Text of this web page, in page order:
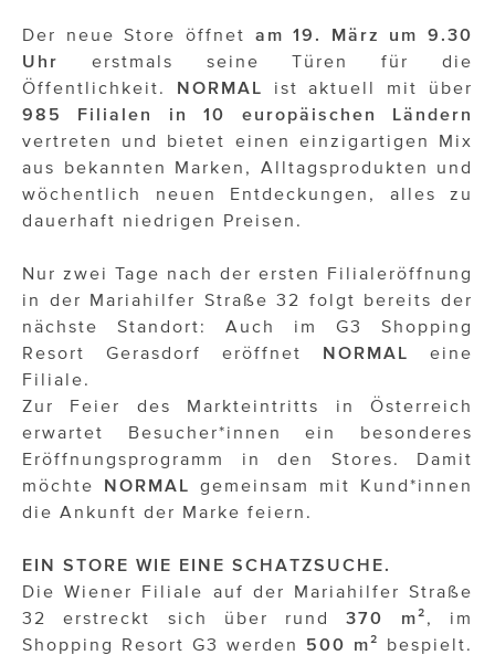
Der neue Store öffnet am 19. März um 9.30
Uhr
erstmals seine Türen für die
Öffentlichkeit. NORMAL
ist aktuell mit über
985 Filialen in 10 europäischen Ländern
vertreten und bietet einen einzigartigen Mix
aus bekannten Marken, Alltagsprodukten und
wöchentlich neuen Entdeckungen, alles zu
dauerhaft niedrigen Preisen.
Nur zwei Tage nach der ersten Filialeröffnung
in der Mariahilfer Straße 32 folgt bereits der
nächste Standort: Auch im G3 Shopping
Resort Gerasdorf eröffnet NORMAL
eine
Filiale.
Zur Feier des Markteintritts in Österreich
erwartet Besucher*innen ein besonderes
Eröffnungsprogramm in den Stores. Damit
möchte NORMAL
gemeinsam mit Kund*innen
die Ankunft der Marke feiern.
EIN STORE WIE EINE SCHATZSUCHE.
Die Wiener Filiale auf der Mariahilfer Straße
32 erstreckt sich über rund370 m², im
Shopping Resort G3 werden 500 m² bespielt.